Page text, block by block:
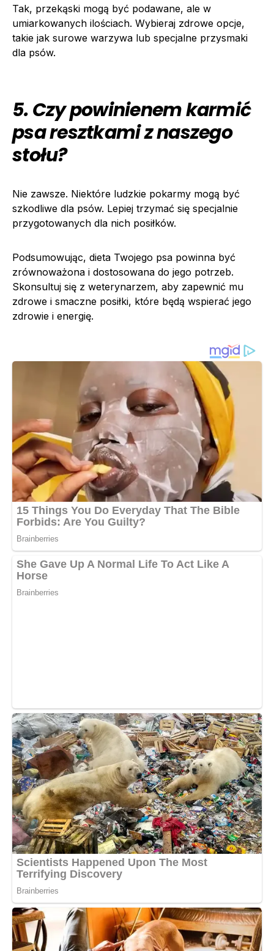
Tak, przekąski mogą być podawane, ale w
umiarkowanych ilościach. Wybieraj zdrowe opcje,
takie jak surowe warzywa lub specjalne przysmaki
dla psów.
5. Czy powinienem karmić
psa resztkami z naszego
stołu?
Nie zawsze. Niektóre ludzkie pokarmy mogą być
szkodliwe dla psów. Lepiej trzymać się specjalnie
przygotowanych dla nich posiłków.
Podsumowując, dieta Twojego psa powinna być
zrównoważona i dostosowana do jego potrzeb.
Skonsultuj się z weterynarzem, aby zapewnić mu
zdrowe i smaczne posiłki, które będą wspierać jego
zdrowie i energię.